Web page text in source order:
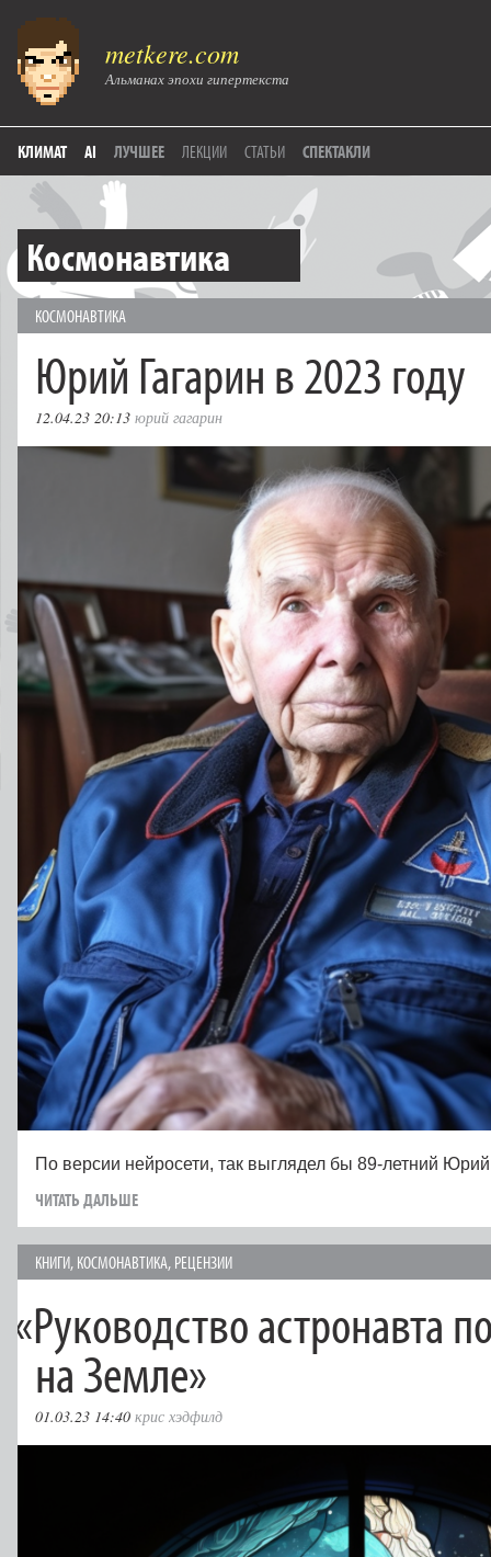
metkere.com
Альманах эпохи гипертекста
КЛИМАТ AI ЛУЧШЕЕ ЛЕКЦИИ СТАТЬИ СПЕКТАКЛИ
Космонавтика
КОСМОНАВТИКА
Юрий Гагарин в 2023 году
12.04.23 20:13 юрий гагарин
По версии нейросети, так выглядел бы 89-летний
ЧИТАТЬ ДАЛЬШЕ
КНИГИ, КОСМОНАВТИКА, РЕЦЕНЗИИ
«Руководство астронавта
на Земле»
01.03.23 14:40 крис хэдфилд